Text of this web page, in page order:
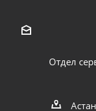
Отдел